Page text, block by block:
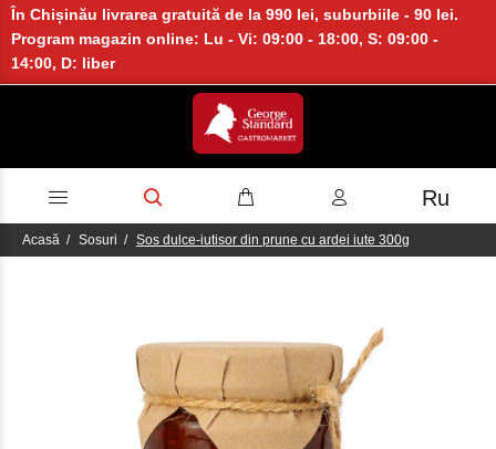
În Chișinău livrarea gratuită de la 990 lei, suburbiile - 90 lei.
Program magazin online: Lu - Vi: 09:00 - 18:00, S: 09:00 -
14:00, D: liber
Ru
Acasă Sosuri Sos dulce-iutisor din prune cu ardei iute 300g